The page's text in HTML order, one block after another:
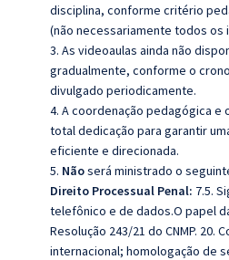
disciplina, conforme critério
(não necessariamente todos os
3. As videoaulas ainda não
gradualmente, conforme o
divulgado periodicamente.
4. A coordenação pedagógica
total dedicação para garantir
eficiente e direcionada.
5. Nãoserá ministrado o
Direito Processual Penal: 7.5.
telefônico e de dados.O papel
Resolução 243/21 do CNMP. 20.
internacional; homologação de